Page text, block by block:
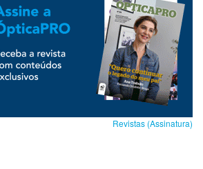
Revistas (Assinatura)